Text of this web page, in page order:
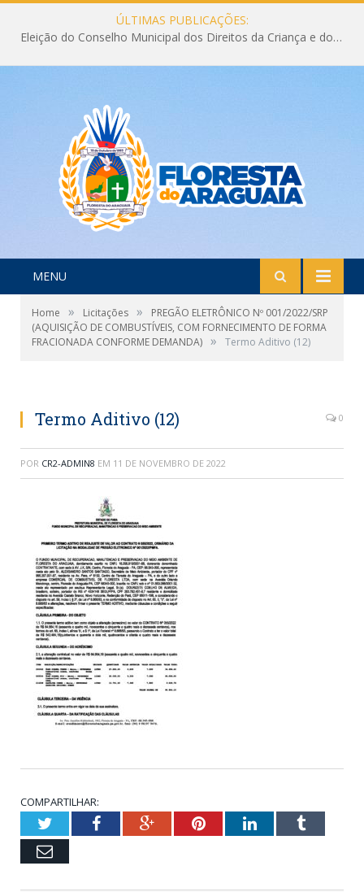
ÚLTIMAS PUBLICAÇÕES:
Eleição do Conselho Municipal dos Direitos da Criança e do Adolescente CMDCA 2026
MENU
Home » Licitações »
PREGÃO ELETRÔNICO Nº 001/2022/SRP
(AQUISIÇÃO DE COMBUSTÍVEIS, COM FORNECIMENTO DE FORMA
FRACIONADA CONFORME DEMANDA) » Termo Aditivo (12)
Termo Aditivo (12) 0
POR CR2-ADMIN8 EM 11 DE NOVEMBRO DE 2022
COMPARTILHAR:
TwitterFacebookGoogle+PinterestLinkedInTumblr
Email